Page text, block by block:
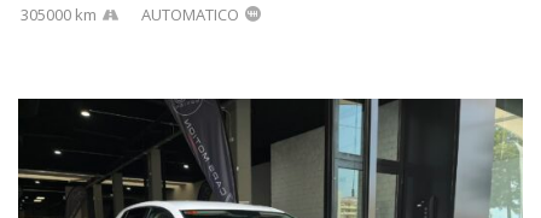
305000 km AUTOMATICO